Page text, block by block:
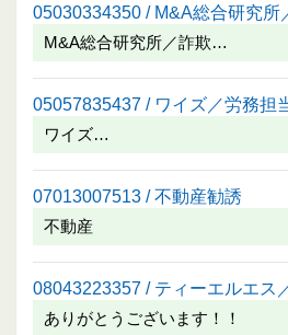
05030334350 / M&A総合研究所
M&A総合研究所／詐欺…
05057835437 / ワイズ／労務担
ワイズ…
07013007513 / 不動産勧誘
不動産
08043223357 / ティーエルエス
ありがとうございます！！